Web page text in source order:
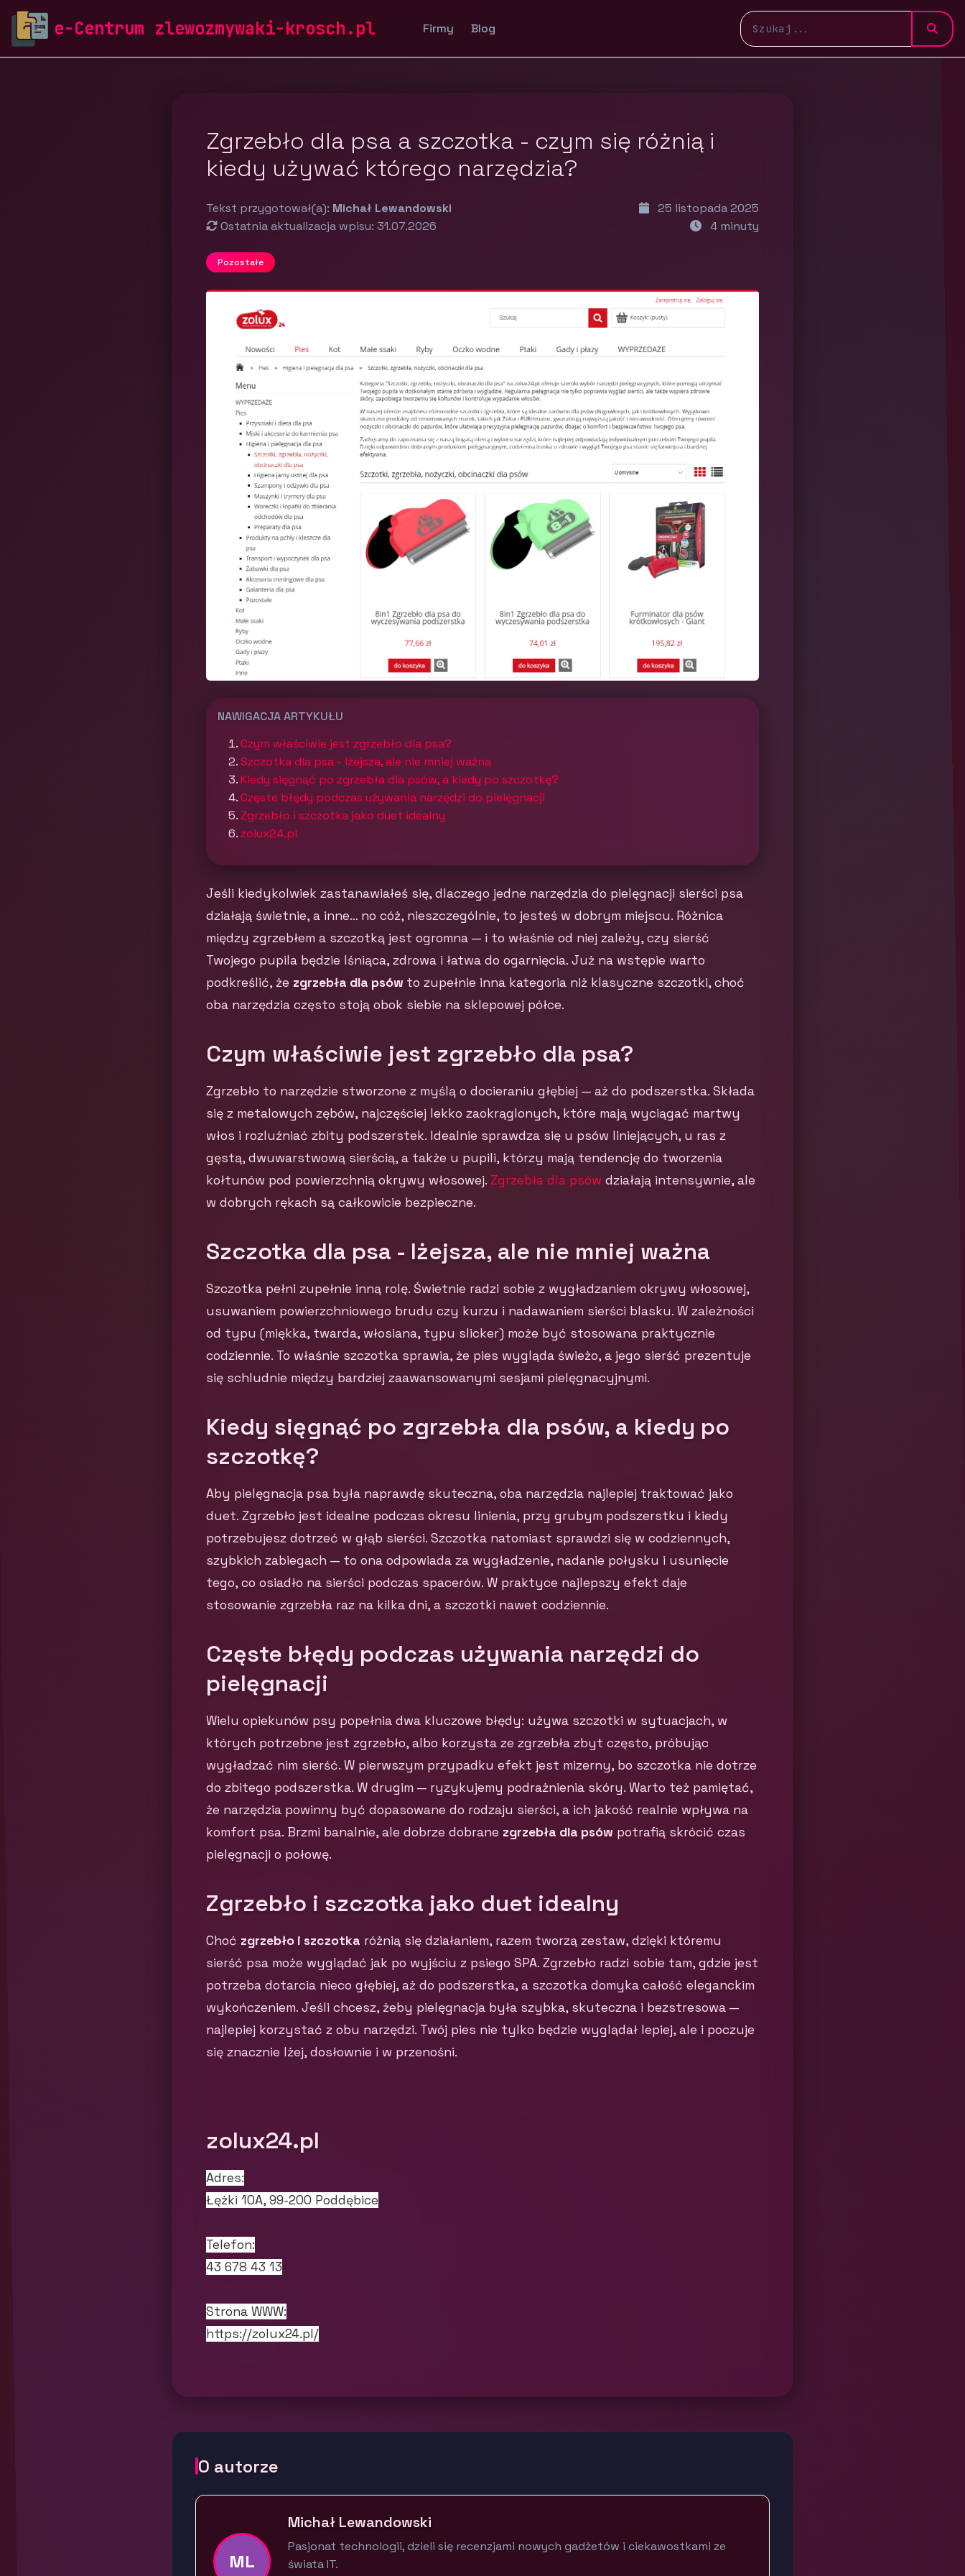
e-Centrum zlewozmywaki-krosch.pl Firmy Blog
zlewozmywaki-krosch.pl Blog Pozostałe
Zgrzebło dla psa a szczotka - czym się różnią i
kiedy używać którego narzędzia?
Tekst przygotował(a): Michał Lewandowski
25 listopada 2025
Ostatnia aktualizacja wpisu: 31.07.2026
4 minuty
Pozostałe
NAWIGACJA ARTYKUŁU
Czym właściwie jest zgrzebło dla psa?
Szczotka dla psa - lżejsza, ale nie mniej ważna
Kiedy sięgnąć po zgrzebła dla psów, a kiedy po szczotkę?
Częste błędy podczas używania narzędzi do pielęgnacji
Zgrzebło i szczotka jako duet idealny
zolux24.pl
Jeśli kiedykolwiek zastanawiałeś się, dlaczego jedne narzędzia do pielęgnacji sierści psa
działają świetnie, a inne… no cóż, nieszczególnie, to jesteś w dobrym miejscu. Różnica
między zgrzebłem a szczotką jest ogromna — i to właśnie od niej zależy, czy sierść
Twojego pupila będzie lśniąca, zdrowa i łatwa do ogarnięcia. Już na wstępie warto
podkreślić, że zgrzebła dla psów to zupełnie inna kategoria niż klasyczne szczotki, choć
oba narzędzia często stoją obok siebie na sklepowej półce.
Czym właściwie jest zgrzebło dla psa?
Zgrzebło to narzędzie stworzone z myślą o docieraniu głębiej — aż do podszerstka. Składa
się z metalowych zębów, najczęściej lekko zaokrąglonych, które mają wyciągać martwy
włos i rozluźniać zbity podszerstek. Idealnie sprawdza się u psów liniejących, u ras z
gęstą, dwuwarstwową sierścią, a także u pupili, którzy mają tendencję do tworzenia
kołtunów pod powierzchnią okrywy włosowej. Zgrzebła dla psów działają intensywnie, ale
w dobrych rękach są całkowicie bezpieczne.
Szczotka dla psa - lżejsza, ale nie mniej ważna
Szczotka pełni zupełnie inną rolę. Świetnie radzi sobie z wygładzaniem okrywy włosowej,
usuwaniem powierzchniowego brudu czy kurzu i nadawaniem sierści blasku. W zależności
od typu (miękka, twarda, włosiana, typu slicker) może być stosowana praktycznie
codziennie. To właśnie szczotka sprawia, że pies wygląda świeżo, a jego sierść prezentuje
się schludnie między bardziej zaawansowanymi sesjami pielęgnacyjnymi.
Kiedy sięgnąć po zgrzebła dla psów, a kiedy po
szczotkę?
Aby pielęgnacja psa była naprawdę skuteczna, oba narzędzia najlepiej traktować jako
duet. Zgrzebło jest idealne podczas okresu linienia, przy grubym podszerstku i kiedy
potrzebujesz dotrzeć w głąb sierści. Szczotka natomiast sprawdzi się w codziennych,
szybkich zabiegach — to ona odpowiada za wygładzenie, nadanie połysku i usunięcie
tego, co osiadło na sierści podczas spacerów. W praktyce najlepszy efekt daje
stosowanie zgrzebła raz na kilka dni, a szczotki nawet codziennie.
Częste błędy podczas używania narzędzi do
pielęgnacji
Wielu opiekunów psy popełnia dwa kluczowe błędy: używa szczotki w sytuacjach, w
których potrzebne jest zgrzebło, albo korzysta ze zgrzebła zbyt często, próbując
wygładzać nim sierść. W pierwszym przypadku efekt jest mizerny, bo szczotka nie dotrze
do zbitego podszerstka. W drugim — ryzykujemy podrażnienia skóry. Warto też pamiętać,
że narzędzia powinny być dopasowane do rodzaju sierści, a ich jakość realnie wpływa na
komfort psa. Brzmi banalnie, ale dobrze dobrane zgrzebła dla psów potrafią skrócić czas
pielęgnacji o połowę.
Zgrzebło i szczotka jako duet idealny
Choć zgrzebło i szczotka różnią się działaniem, razem tworzą zestaw, dzięki któremu
sierść psa może wyglądać jak po wyjściu z psiego SPA. Zgrzebło radzi sobie tam, gdzie jest
potrzeba dotarcia nieco głębiej, aż do podszerstka, a szczotka domyka całość eleganckim
wykończeniem. Jeśli chcesz, żeby pielęgnacja była szybka, skuteczna i bezstresowa —
najlepiej korzystać z obu narzędzi. Twój pies nie tylko będzie wyglądał lepiej, ale i poczuje
się znacznie lżej, dosłownie i w przenośni.
zolux24.pl
Adres:
Łężki 10A, 99-200 Poddębice
Telefon:
43 678 43 13
Strona WWW:
https://zolux24.pl/
O autorze
ML
Michał Lewandowski
Pasjonat technologii, dzieli się recenzjami nowych gadżetów i ciekawostkami ze
świata IT.